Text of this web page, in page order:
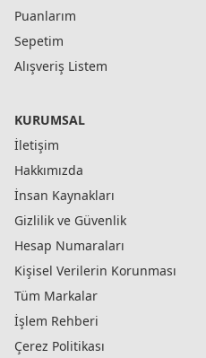
Puanlarım
Sepetim
Alışveriş Listem
KURUMSAL
İletişim
Hakkımızda
İnsan Kaynakları
Gizlilik ve Güvenlik
Hesap Numaraları
Kişisel Verilerin Korunması
Tüm Markalar
İşlem Rehberi
Çerez Politikası